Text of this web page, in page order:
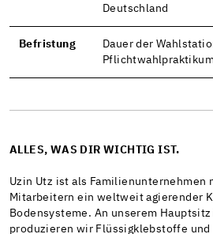
Deutschland
Befristung
Dauer der
ALLES, WAS DIR WICHTIG IST.
Uzin Utz ist als Familienunternehmen
Mitarbeitern ein weltweit agierender
Bodensysteme. An unserem
produzieren wir Flüssigklebstoffe und